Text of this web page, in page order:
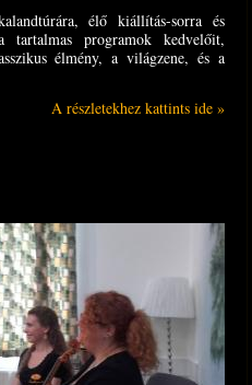
élő kiállítás-sorra és
programok kedvelőit,
élmény, a világzene, és a
A részletekhez kattints ide »